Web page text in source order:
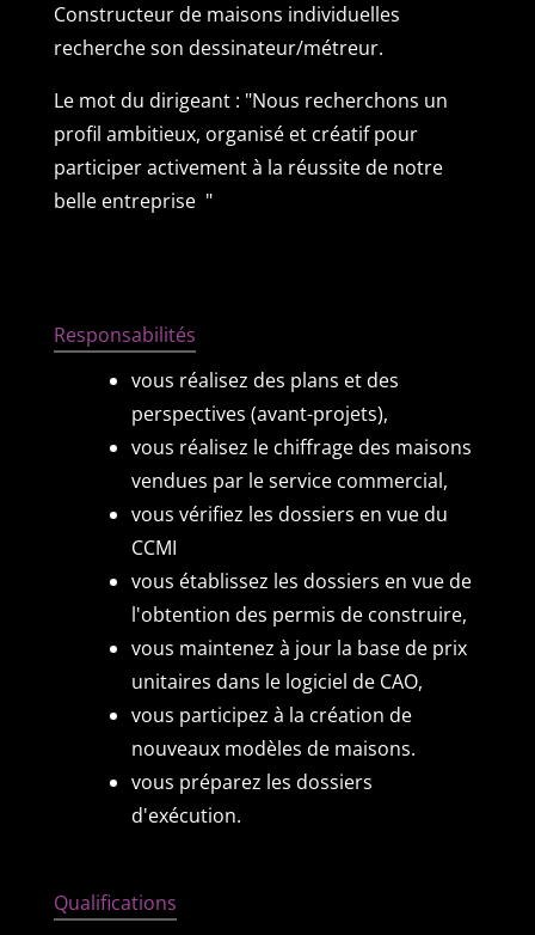
Constructeur de maisons individuelles
recherche son dessinateur/métreur.
Le mot du dirigeant : "Nous recherchons un
profil ambitieux, organisé et créatif pour
participer activement à la réussite de notre
belle entreprise "
Responsabilités
vous réalisez des plans et des
perspectives (avant-projets),
vous réalisez le chiffrage des maisons
vendues par le service commercial,
vous vérifiez les dossiers en vue du
CCMI
vous établissez les dossiers en vue de
l'obtention des permis de construire,
vous maintenez à jour la base de prix
unitaires dans le logiciel de CAO,
vous participez à la création de
nouveaux modèles de maisons.
vous préparez les dossiers
d'exécution.
Qualifications